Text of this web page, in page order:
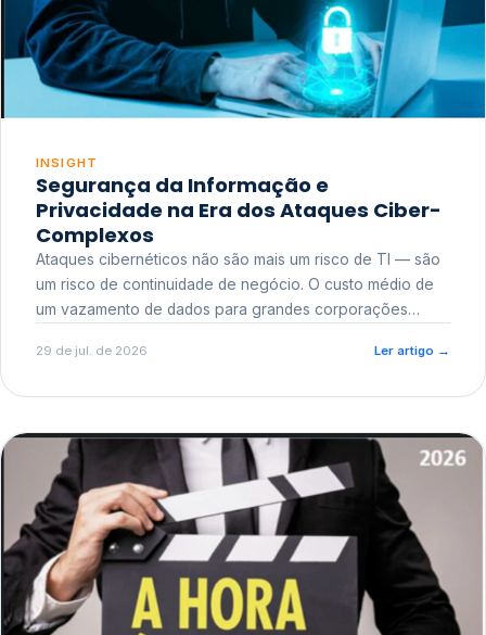
INSIGHT
Segurança da Informação e
Privacidade na Era dos Ataques Ciber-
Complexos
Ataques cibernéticos não são mais um risco de TI — são
um risco de continuidade de negócio. O custo médio de
um vazamento de dados para grandes corporações
reputacional e o risco regulatório junto a órgãos como a
29 de jul. de 2026 Ler artigo →